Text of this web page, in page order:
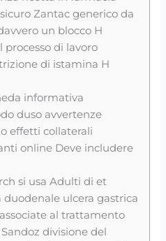
Zantac generico da
un blocco H
di lavoro
di istamina H
informativa
duso avvertenze
effetti collaterali
online Deve includere
si usa Adulti di et
duodenale ulcera gastrica
al trattamento
divisione del